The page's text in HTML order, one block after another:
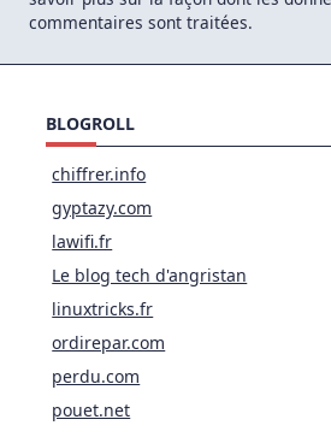
commentaires sont traitées.
BLOGROLL
chiffrer.info
gyptazy.com
lawifi.fr
Le blog tech d'angristan
linuxtricks.fr
ordirepar.com
perdu.com
pouet.net